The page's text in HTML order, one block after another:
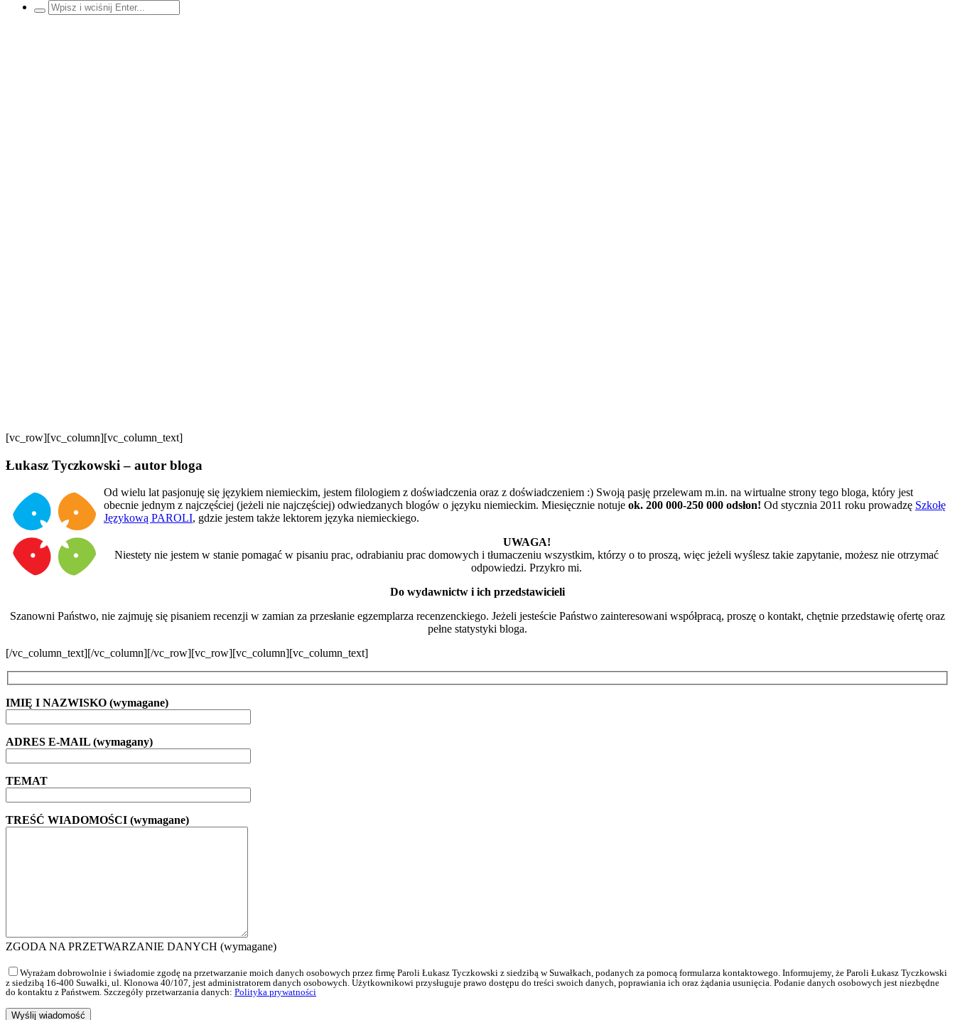
[vc_row][vc_column][vc_column_text]
Łukasz Tyczkowski – autor bloga
Od wielu lat pasjonuję się językiem niemieckim, jestem filologiem z doświadczenia oraz z doświadczeniem :) Swoją pasję przelewam m.in. na wirtualne strony tego bloga, który jest
obecnie jednym z najczęściej (jeżeli nie najczęściej) odwiedzanych blogów o języku niemieckim. Miesięcznie notuje ok. 200 000-250 000 odsłon! Od stycznia 2011 roku prowadzę Szkołę
Językową PAROLI, gdzie jestem także lektorem języka niemieckiego.
UWAGA!
Niestety nie jestem w stanie pomagać w pisaniu prac, odrabianiu prac domowych i tłumaczeniu wszystkim, którzy o to proszą, więc jeżeli wyślesz takie zapytanie, możesz nie otrzymać
odpowiedzi. Przykro mi.
Do wydawnictw i ich przedstawicieli
Szanowni Państwo, nie zajmuję się pisaniem recenzji w zamian za przesłanie egzemplarza recenzenckiego. Jeżeli jesteście Państwo zainteresowani współpracą, proszę o kontakt, chętnie przedstawię ofertę oraz
pełne statystyki bloga.
[/vc_column_text][/vc_column][/vc_row][vc_row][vc_column][vc_column_text]
IMIĘ I NAZWISKO (wymagane)
ADRES E-MAIL (wymagany)
TEMAT
TREŚĆ WIADOMOŚCI (wymagane)
ZGODA NA PRZETWARZANIE DANYCH (wymagane)
Wyrażam dobrowolnie i świadomie zgodę na przetwarzanie moich danych osobowych przez firmę Paroli Łukasz Tyczkowski z siedzibą w Suwałkach, podanych za pomocą formularza kontaktowego. Informujemy, że Paroli Łukasz Tyczkowski
z siedzibą 16-400 Suwałki, ul. Klonowa 40/107, jest administratorem danych osobowych. Użytkownikowi przysługuje prawo dostępu do treści swoich danych, poprawiania ich oraz żądania usunięcia. Podanie danych osobowych jest niezbędne
do kontaktu z Państwem. Szczegóły przetwarzania danych: Polityka prywatności